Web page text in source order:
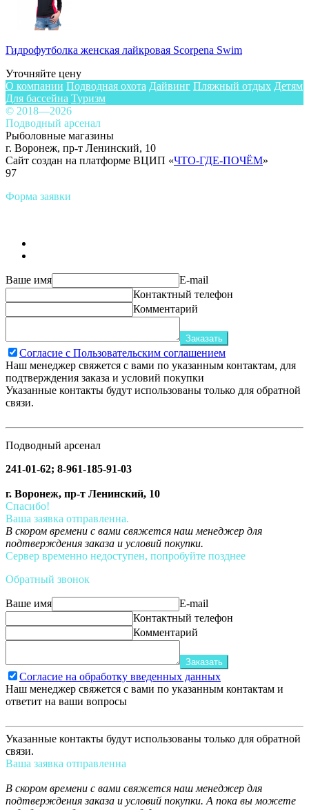
Гидрофутболка женская лайкровая Scorpena Swim
Уточняйте цену
О компании Подводная охота Дайвинг Пляжный отдых Детям
Для бассейна Туризм
© 2018—2026
Подводный арсенал
Рыболовные магазины
г. Воронеж, пр-т Ленинский, 10
Сайт создан на платформе ВЦИП «ЧТО-ГДЕ-ПОЧЁМ»
97
Форма заявки
Ваше имя
E-mail
Контактный телефон
Комментарий
Заказать
Согласие с Пользовательским соглашением
Наш менеджер свяжется с вами по указанным контактам, для
подтверждения заказа и условий покупки
Указанные контакты будут использованы только для обратной
связи.
Подводный арсенал
241-01-62; 8-961-185-91-03
г. Воронеж, пр-т Ленинский, 10
Спасибо!
Ваша заявка отправленна.
В скором времени с вами свяжется наш менеджер для
подтверждения заказа и условий покупки.
Сервер временно недоступен, попробуйте позднее
Обратный звонок
Ваше имя
E-mail
Контактный телефон
Комментарий
Заказать
Согласие на обработку введенных данных
Наш менеджер свяжется с вами по указанным контактам и
ответит на ваши вопросы
Указанные контакты будут использованы только для обратной
связи.
Ваша заявка отправленна
В скором времени с вами свяжется наш менеджер для
подтверждения заказа и условий покупки. А пока вы можете